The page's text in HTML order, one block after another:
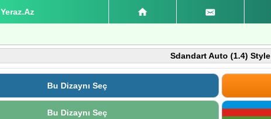
Yeraz.Az
Sdandart Auto (1.4) Style
Bu Dizaynı Seç
Bu Dizaynı Seç